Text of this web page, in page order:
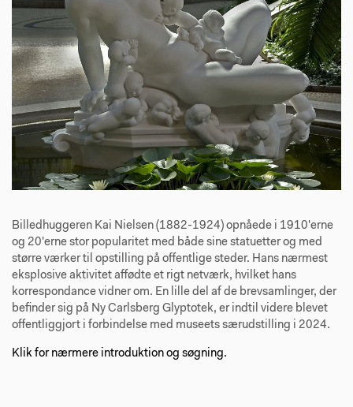
Billedhuggeren Kai Nielsen (1882-1924) opnåede i 1910'erne
og 20'erne stor popularitet med både sine statuetter og med
større værker til opstilling på offentlige steder. Hans nærmest
eksplosive aktivitet affødte et rigt netværk, hvilket hans
korrespondance vidner om. En lille del af de brevsamlinger, der
befinder sig på Ny Carlsberg Glyptotek, er indtil videre blevet
offentliggjort i forbindelse med museets særudstilling i 2024.
Klik for nærmere introduktion og søgning.